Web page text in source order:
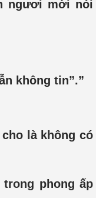
ngươi mới nói
không tin”.”
là không có
trong phong ấp